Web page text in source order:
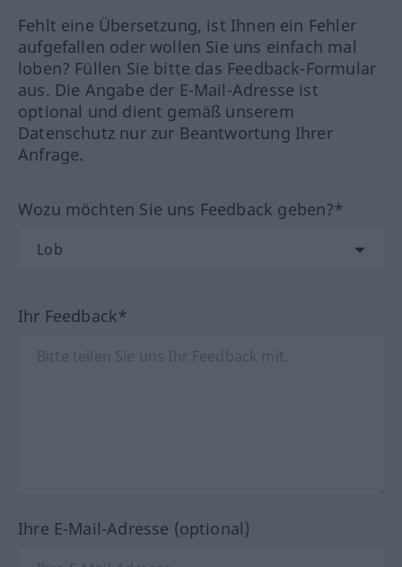
Fehlt eine Übersetzung, ist Ihnen ein Fehler
aufgefallen oder wollen Sie uns einfach mal
loben? Füllen Sie bitte das Feedback-Formular
aus. Die Angabe der E-Mail-Adresse ist
optional und dient gemäß unserem
Datenschutz nur zur Beantwortung Ihrer
Anfrage.
Wozu möchten Sie uns Feedback geben?*
Ihr Feedback*
Ihre E-Mail-Adresse (optional)